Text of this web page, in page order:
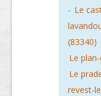
- Le
(83340)
Le
Le
revest-